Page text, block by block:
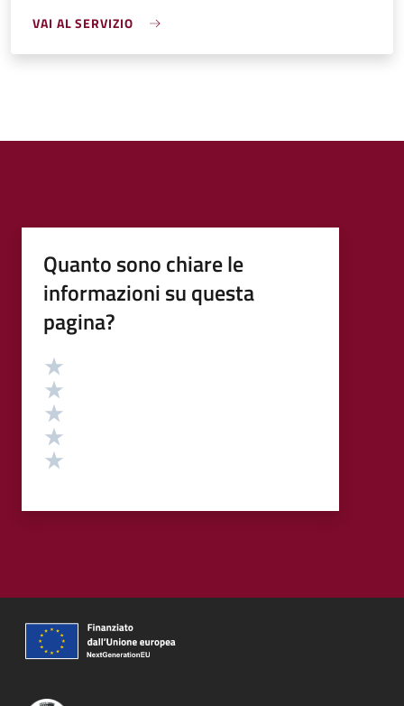
VAI AL SERVIZIO
Quanto sono chiare le
informazioni su questa
pagina?
Valutazione